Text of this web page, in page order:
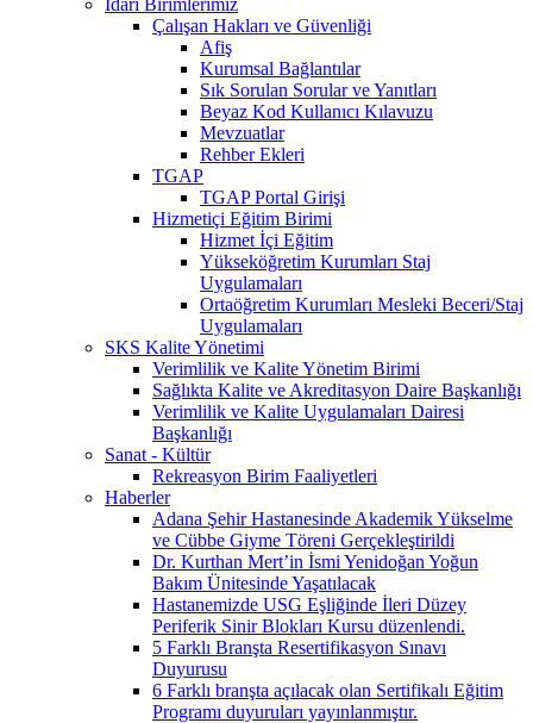
Çalışan Hakları ve Güvenliği
Afiş
Kurumsal Bağlantılar
Sık Sorulan Sorular ve Yanıtları
Beyaz Kod Kullanıcı Kılavuzu
Mevzuatlar
Rehber Ekleri
TGAP
TGAP Portal Girişi
Hizmetiçi Eğitim Birimi
Hizmet İçi Eğitim
Yükseköğretim Kurumları Staj
Uygulamaları
Ortaöğretim Kurumları Mesleki Beceri/Staj
Uygulamaları
SKS Kalite Yönetimi
Verimlilik ve Kalite Yönetim Birimi
Sağlıkta Kalite ve Akreditasyon Daire Başkanlığı
Verimlilik ve Kalite Uygulamaları Dairesi
Başkanlığı
Sanat - Kültür
Rekreasyon Birim Faaliyetleri
Haberler
Adana Şehir Hastanesinde Akademik Yükselme
ve Cübbe Giyme Töreni Gerçekleştirildi
Dr. Kurthan Mert’in İsmi Yenidoğan Yoğun
Bakım Ünitesinde Yaşatılacak
Hastanemizde USG Eşliğinde İleri Düzey
Periferik Sinir Blokları Kursu düzenlendi.
5 Farklı Branşta Resertifikasyon Sınavı
Duyurusu
6 Farklı branşta açılacak olan Sertifikalı Eğitim
Programı duyuruları yayınlanmıştır.